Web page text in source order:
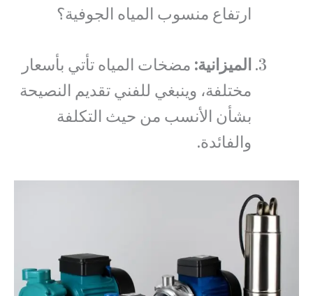
ارتفاع منسوب المياه الجوفية؟
الميزانية: مضخات المياه تأتي بأسعار
مختلفة، وينبغي للفني تقديم النصيحة
بشأن الأنسب من حيث التكلفة
والفائدة.